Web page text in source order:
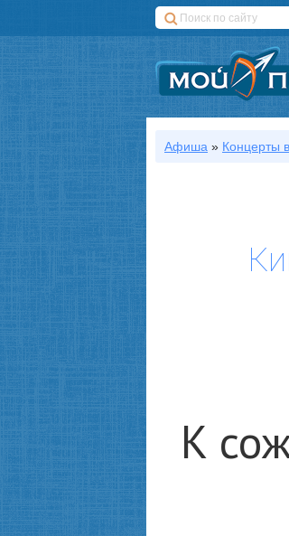
Афиша » Концерты
К